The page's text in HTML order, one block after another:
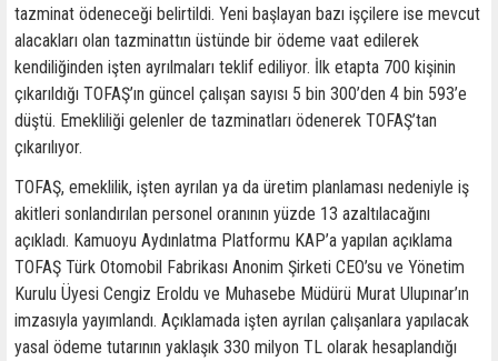
tazminat ödeneceği belirtildi. Yeni başlayan bazı işçilere ise mevcut
alacakları olan tazminattın üstünde bir ödeme vaat edilerek
kendiliğinden işten ayrılmaları teklif ediliyor. İlk etapta 700 kişinin
çıkarıldığı TOFAŞ’ın güncel çalışan sayısı 5 bin 300’den 4 bin 593’e
düştü. Emekliliği gelenler de tazminatları ödenerek TOFAŞ’tan
çıkarılıyor.
TOFAŞ, emeklilik, işten ayrılan ya da üretim planlaması nedeniyle iş
akitleri sonlandırılan personel oranının yüzde 13 azaltılacağını
açıkladı. Kamuoyu Aydınlatma Platformu KAP’a yapılan açıklama
TOFAŞ Türk Otomobil Fabrikası Anonim Şirketi CEO’su ve Yönetim
Kurulu Üyesi Cengiz Eroldu ve Muhasebe Müdürü Murat Ulupınar’ın
imzasıyla yayımlandı. Açıklamada işten ayrılan çalışanlara yapılacak
yasal ödeme tutarının yaklaşık 330 milyon TL olarak hesaplandığı